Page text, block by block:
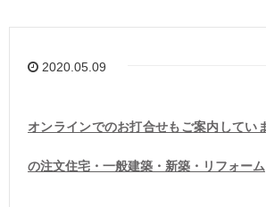
2020.05.09
オンラインでのお打合せもご案内して
の注文住宅・一般建築・新築・リフォーム